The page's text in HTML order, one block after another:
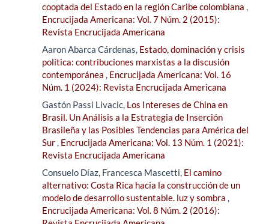
cooptada del Estado en la región Caribe colombiana ,
Encrucijada Americana: Vol. 7 Núm. 2 (2015):
Revista Encrucijada Americana
Aaron Abarca Cárdenas, Estado, dominación y crisis
política: contribuciones marxistas a la discusión
contemporánea , Encrucijada Americana: Vol. 16
Núm. 1 (2024): Revista Encrucijada Americana
Gastón Passi Livacic, Los Intereses de China en
Brasil. Un Análisis a la Estrategia de Inserción
Brasileña y las Posibles Tendencias para América del
Sur, Encrucijada Americana: Vol. 13 Núm. 1 (2021):
Revista Encrucijada Americana
Consuelo Díaz, Francesca Mascetti, El camino
alternativo: Costa Rica hacia la construcción de un
modelo de desarrollo sustentable. luz y sombra ,
Encrucijada Americana: Vol. 8 Núm. 2 (2016):